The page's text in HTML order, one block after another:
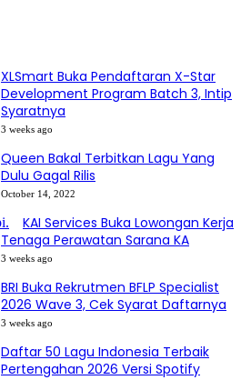
XLSmart Buka Pendaftaran X-Star
Development Program Batch 3, Intip
Syaratnya
3 weeks ago
Queen Bakal Terbitkan Lagu Yang
Dulu Gagal Rilis
October 14, 2022
KAI Services Buka Lowongan Kerja
Tenaga Perawatan Sarana KA
3 weeks ago
BRI Buka Rekrutmen BFLP Specialist
2026 Wave 3, Cek Syarat Daftarnya
3 weeks ago
Daftar 50 Lagu Indonesia Terbaik
Pertengahan 2026 Versi Spotify